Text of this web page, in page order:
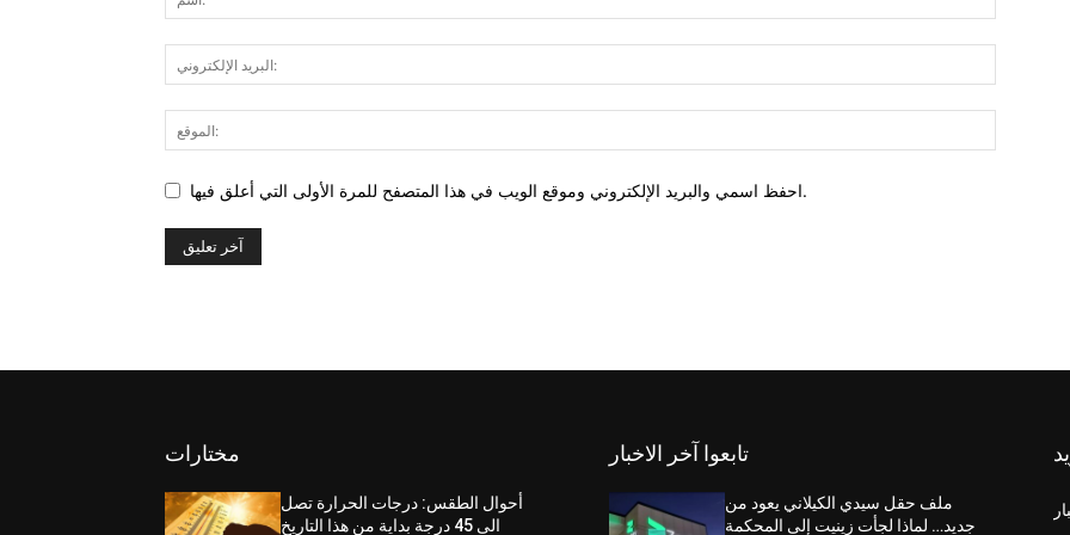
احفظ اسمي والبريد الإلكتروني وموقع الويب في هذا المتصفح للمرة الأولى التي أعلق فيها.
مختارات
أحوال الطقس: درجات الحرارة تصل
الى 45 درجة بداية من هذا التاريخ
تابعوا آخر الاخبار
ملف حقل سيدي الكيلاني يعود من
جديد… لماذا لجأت زينيت إلى المحكمة